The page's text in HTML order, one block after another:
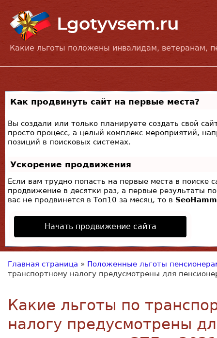
Какие льготы положены инвалидам, ветеранам,
Как продвинуть сайт на первые места?
Вы создали или только планируете создать свой
просто процесс, а целый комплекс мероприятий,
позиций в поисковых системах.
Ускорение продвижения
Если вам трудно попасть на первые места в поиске
продвижение в десятки раз, а первые результаты
вас не продвинется в Топ10 за месяц, то в
Начать продвижение сайта
Главная страница » Положенные льготы
транспортному налогу предусмотрены для
Какие льготы по
налогу предусмотрены